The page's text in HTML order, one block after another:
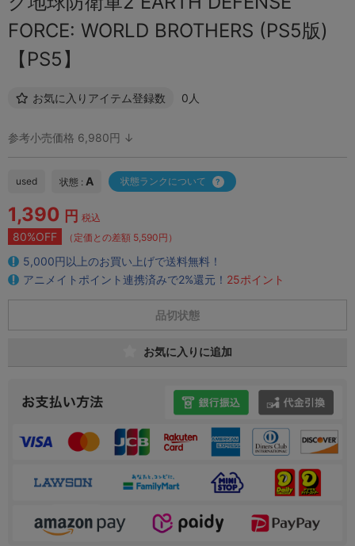
FORCE: WORLD BROTHERS (PS5版)
【PS5】
お気に入りアイテム登録数 0人
参考小売価格 6,980円 ↓
used 状態 : A 状態ランクについて
1,390 円 税込
80%OFF （定価との差額 5,590円）
5,000円以上のお買い上げで送料無料！
アニメイトポイント連携済みで2%還元！ 25ポイント
品切状態
お気に入りに追加